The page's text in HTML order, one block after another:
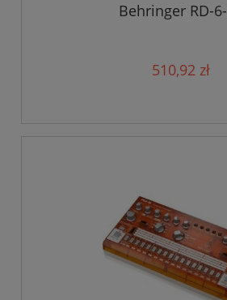
Behringer RD-
510,92 zł